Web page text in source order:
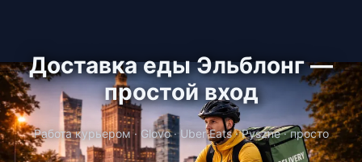
Доставка еды Эльблонг —
простой вход
Работа курьером · Glovo · Uber Eats · Pyszne · просто